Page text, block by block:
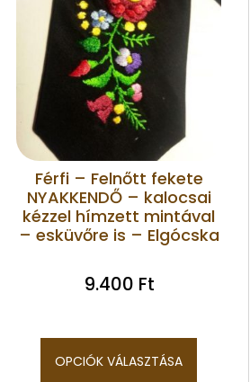
Férfi – Felnőtt fekete
NYAKKENDŐ – kalocsai
kézzel hímzett mintával
– esküvőre is – Elgócska
9.400 Ft
OPCIÓK VÁLASZTÁSA